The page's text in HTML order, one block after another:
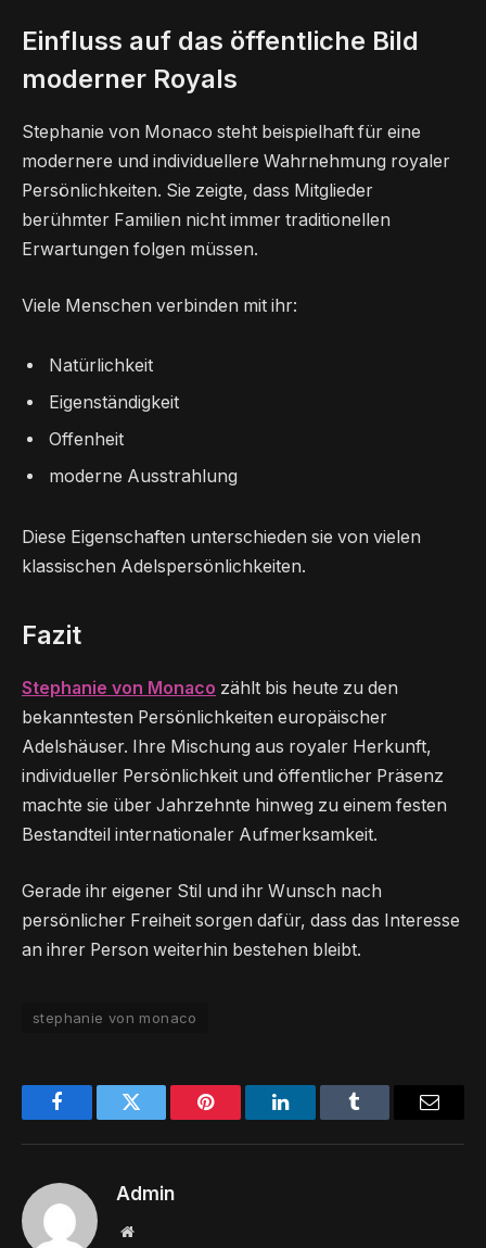
Einfluss auf das öffentliche Bild
moderner Royals
Stephanie von Monaco steht beispielhaft für eine
modernere und individuellere Wahrnehmung royaler
Persönlichkeiten. Sie zeigte, dass Mitglieder
berühmter Familien nicht immer traditionellen
Erwartungen folgen müssen.
Viele Menschen verbinden mit ihr:
Natürlichkeit
Eigenständigkeit
Offenheit
moderne Ausstrahlung
Diese Eigenschaften unterschieden sie von vielen
klassischen Adelspersönlichkeiten.
Fazit
Stephanie von Monaco zählt bis heute zu den
bekanntesten Persönlichkeiten europäischer
Adelshäuser. Ihre Mischung aus royaler Herkunft,
individueller Persönlichkeit und öffentlicher Präsenz
machte sie über Jahrzehnte hinweg zu einem festen
Bestandteil internationaler Aufmerksamkeit.
Gerade ihr eigener Stil und ihr Wunsch nach
persönlicher Freiheit sorgen dafür, dass das Interesse
an ihrer Person weiterhin bestehen bleibt.
stephanie von monaco
FacebookTwitter Pinterest LinkedInTumblr Email
Admin
Website